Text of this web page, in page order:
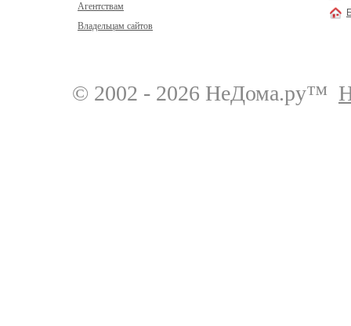
Агентствам
Владельцам сайтов
© 2002 - 2026 НеДома.ру™